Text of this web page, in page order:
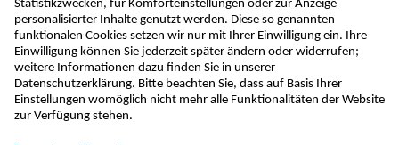
+49 7262 9191-0
sales@nivus.com
+49 7262 9191-794